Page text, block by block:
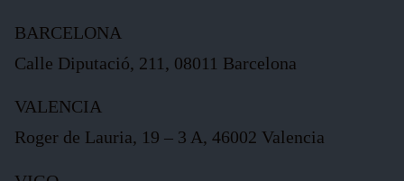
BARCELONA
Calle Diputació, 211, 08011 Barcelona
VALENCIA
Roger de Lauria, 19 – 3 A, 46002 Valencia